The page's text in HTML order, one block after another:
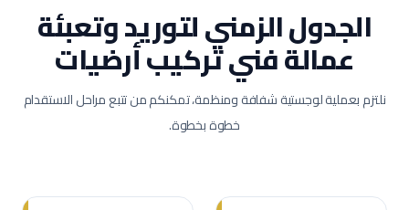
الجدول الزمني لتوريد وتعبئة
عمالةفني تركيب أرضيات
نلتزم بعملية لوجستية شفافة ومنظمة، تمكنكم من تتبع مراحل الاستقدام
خطوة بخطوة.